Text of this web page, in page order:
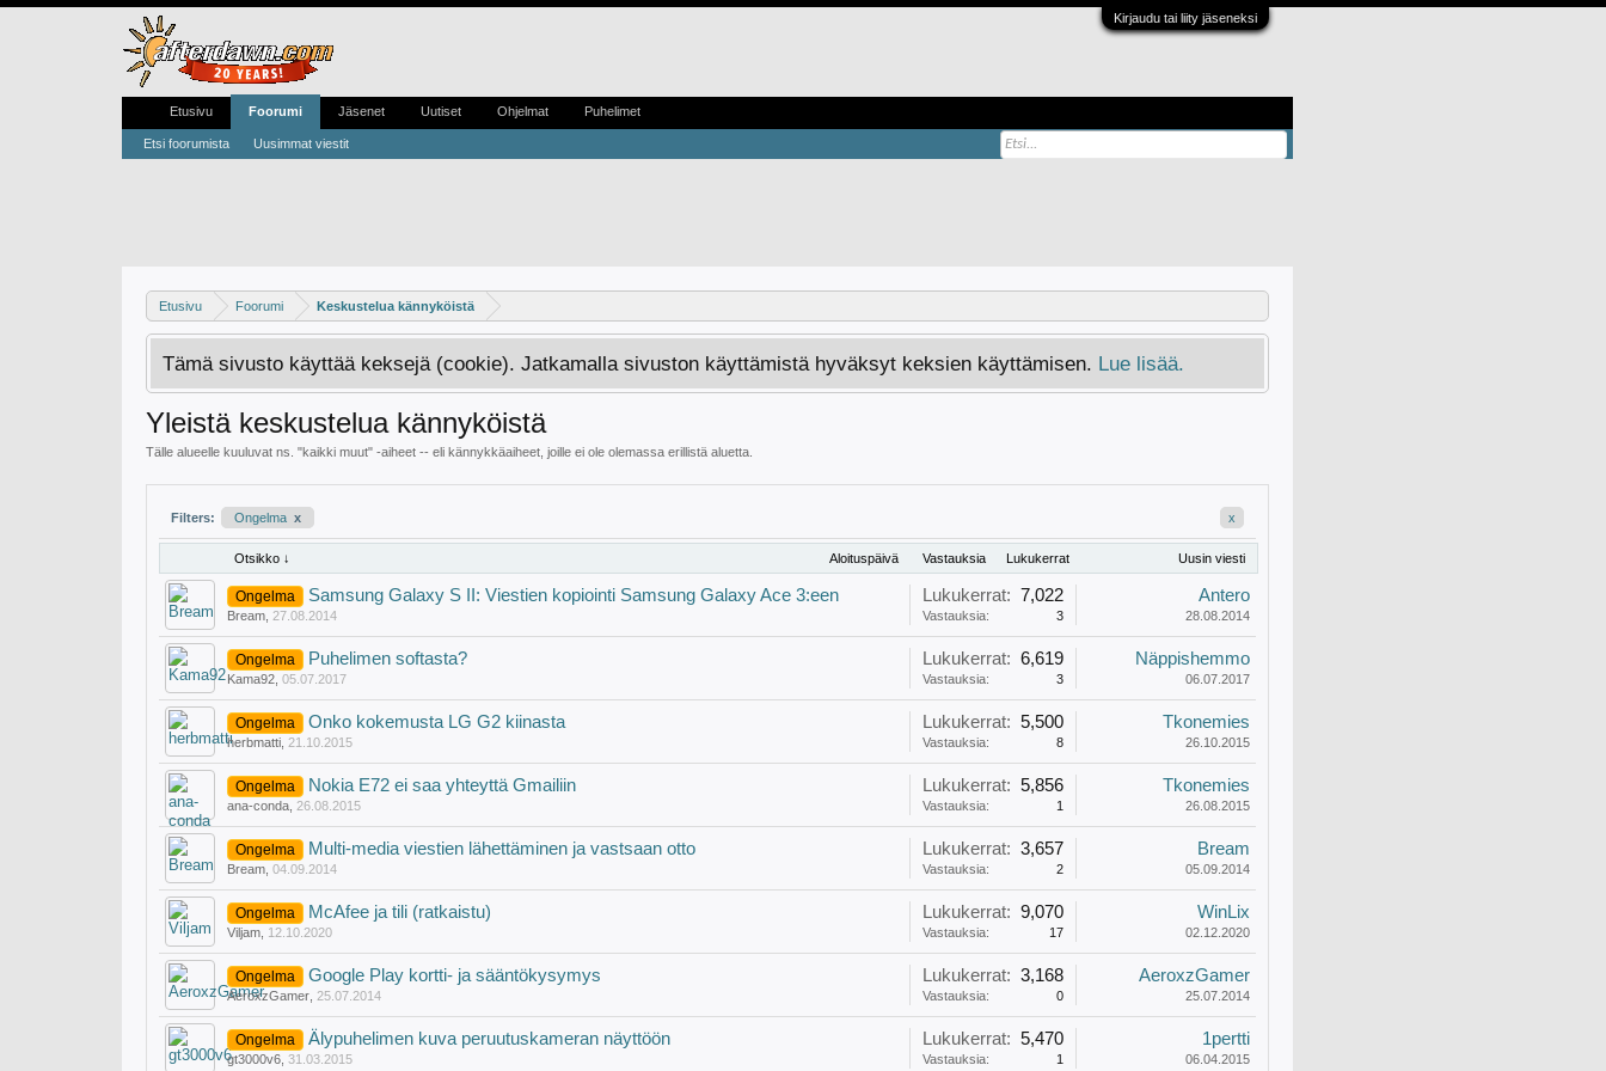
Kirjaudu tai liity jäseneksi
Etusivu Foorumi Keskustelua kännyköistä
Tämä sivusto käyttää keksejä (cookie). Jatkamalla sivuston käyttämistä hyväksyt keksien käyttämisen. Lue lisää.
Yleistä keskustelua kännyköistä
Tälle alueelle kuuluvat ns. "kaikki muut" -aiheet -- eli kännykkäaiheet, joille ei ole olemassa erillistä aluetta.
Filters: Ongelma x x
Otsikko ↓ Aloituspäivä Vastauksia Lukukerrat Uusin viesti
Ongelma Samsung Galaxy S II: Viestien kopiointi Samsung Galaxy Ace 3:een
Bream 27.08.2014
Lukukerrat: 7,022
Vastauksia: 3
Antero
28.08.2014
Ongelma Puhelimen softasta?
Kama92 05.07.2017
Lukukerrat: 6,619
Vastauksia: 3
Näppishemmo
06.07.2017
Ongelma Onko kokemusta LG G2 kiinasta
herbmatti 21.10.2015
Lukukerrat: 5,500
Vastauksia: 8
Tkonemies
26.10.2015
Ongelma Nokia E72 ei saa yhteyttä Gmailiin
ana-conda 26.08.2015
Lukukerrat: 5,856
Vastauksia: 1
Tkonemies
26.08.2015
Ongelma Multi-media viestien lähettäminen ja vastsaan otto
Bream 04.09.2014
Lukukerrat: 3,657
Vastauksia: 2
Bream
05.09.2014
Ongelma McAfee ja tili (ratkaistu)
Viljam 12.10.2020
Lukukerrat: 9,070
Vastauksia: 17
WinLix
02.12.2020
Ongelma Google Play kortti- ja sääntökysymys
AeroxzGamer 25.07.2014
Lukukerrat: 3,168
Vastauksia: 0
AeroxzGamer
25.07.2014
Ongelma Älypuhelimen kuva peruutuskameran näyttöön
gt3000v6 31.03.2015
Lukukerrat: 5,470
Vastauksia: 1
1pertti
06.04.2015
Etusivu Foorumi
Etsi foorumista Uusimmat viestit
Jäsenet Uutiset Ohjelmat Puhelimet